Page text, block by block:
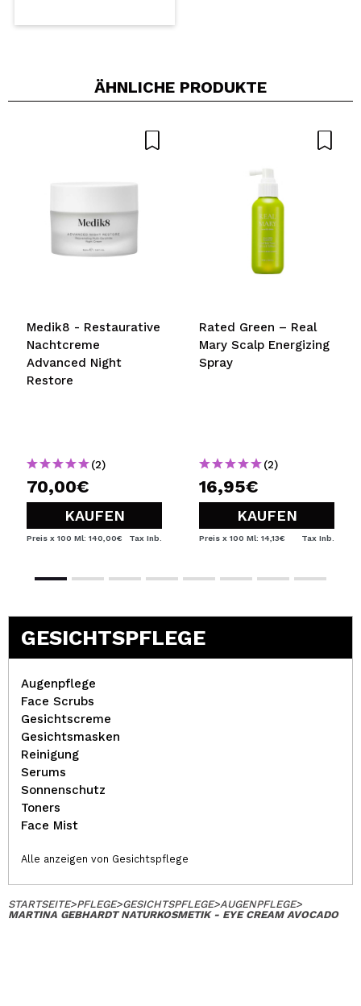
ÄHNLICHE PRODUKTE
Medik8 - Restaurative
Nachtcreme
Advanced Night
Restore
(2)
70,00€
KAUFEN
Preis x 100 Ml: 140,00€ Tax Inb.
Rated Green – Real
Mary Scalp Energizing
Spray
(2)
16,95€
KAUFEN
Preis x 100 Ml: 14,13€ Tax Inb.
GESICHTSPFLEGE
Augenpflege
Face Scrubs
Gesichtscreme
Gesichtsmasken
Reinigung
Serums
Sonnenschutz
Toners
Face Mist
Alle anzeigen von Gesichtspflege
STARTSEITE>PFLEGE>GESICHTSPFLEGE>AUGENPFLEGE>
MARTINA GEBHARDT NATURKOSMETIK - EYE CREAM AVOCADO